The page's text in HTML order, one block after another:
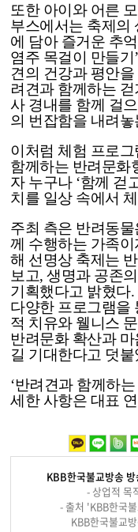
또한 아이와 어른
부스에서는 축제의
에 담아 즐거운 추
염주 목걸이 만들기
견의 건강과 평안
려견과 함께하는
사 경내를 함께 걸
의 번잡함을 내려
이처럼 체험 프로
함께하는 반려문화
자 누구나 ‘함께 걷
치를 일상 속에서
주최 측은 반려동
께 수행하는 가족
해 선명상 축제는
보고, 생명과 공존
기획했다고 밝혔다
다양한 프로그램을
적 치유와 웰니스
반려문화 확산과
길 기대한다고 덧붙
‘반려견과 함께하
세한 사항은 대표
KBB한국불교방송
- 상업적 목
- 출처 'KBB한국
KBB한국불교